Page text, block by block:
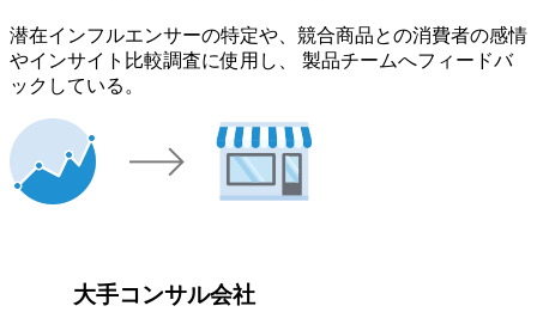
潜在インフルエンサーの特定や、競合商品との消費者の感情
やインサイト比較調査に使用し、 製品チームへフィードバ
ックしている。
大手コンサル会社